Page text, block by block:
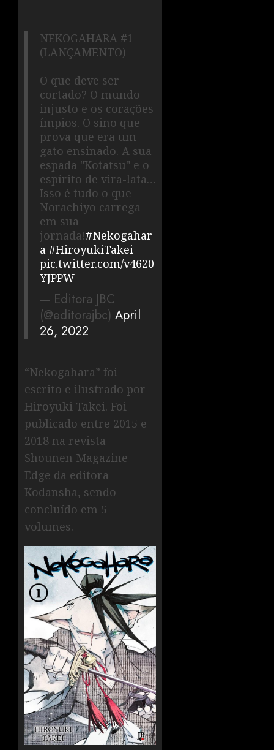
NEKOGAHARA #1
(LANÇAMENTO)
O que deve ser
cortado? O mundo
injusto e os corações
ímpios. O sino que
prova que era um
gato ensinado. A sua
espada "Kotatsu" e o
espírito de vira-lata…
Isso é tudo o que
Norachiyo carrega
em sua
jornada!#Nekogahar
a #HiroyukiTakei
pic.twitter.com/v4620
YJPPW
— Editora JBC
(@editorajbc)April
26, 2022
“Nekogahara” foi
escrito e ilustrado por
Hiroyuki Takei. Foi
publicado entre 2015 e
2018 na revista
Shounen Magazine
Edge da editora
Kodansha, sendo
concluído em 5
volumes.